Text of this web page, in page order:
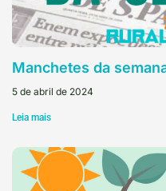
Manchetes da
5 de abril de 2024
Leia mais